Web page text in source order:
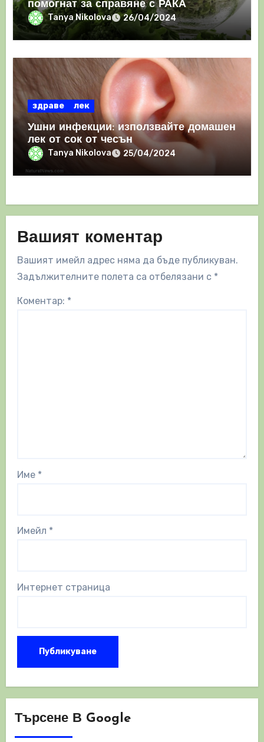
помогнат за справяне с РАКА
Tanya Nikolova 26/04/2024
здраве лек
Ушни инфекции: използвайте домашен
лек от сок от чесън
Tanya Nikolova 25/04/2024
Вашият коментар
Вашият имейл адрес няма да бъде публикуван.
Задължителните полета са отбелязани с *
Коментар: *
Име *
Имейл *
Интернет страница
Търсене В Google